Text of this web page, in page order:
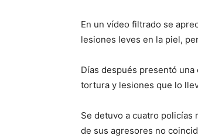
En un vídeo filtrado se
lesiones leves en la piel,
Días después presentó
tortura y lesiones que lo
Se detuvo a cuatro
de sus agresores no